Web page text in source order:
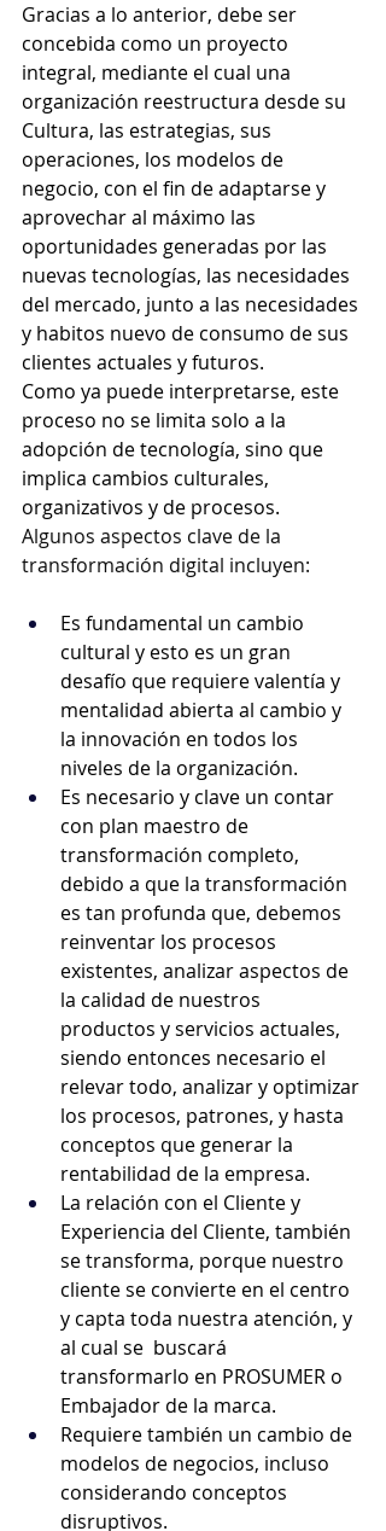
Gracias a lo anterior, debe ser
concebida como un proyecto
integral, mediante el cual una
organización reestructura desde su
Cultura, las estrategias, sus
operaciones, los modelos de
negocio, con el fin de adaptarse y
aprovechar al máximo las
oportunidades generadas por las
nuevas tecnologías, las necesidades
del mercado, junto a las necesidades
y habitos nuevo de consumo de sus
clientes actuales y futuros.
Como ya puede interpretarse, este
proceso no se limita solo a la
adopción de tecnología, sino que
implica cambios culturales,
organizativos y de procesos.
Algunos aspectos clave de la
transformación digital incluyen:
Es fundamental un cambio
cultural y esto es un gran
desafío que requiere valentía y
mentalidad abierta al cambio y
la innovación en todos los
niveles de la organización.
Es necesario y clave un contar
con plan maestro de
transformación completo,
debido a que la transformación
es tan profunda que, debemos
reinventar los procesos
existentes, analizar aspectos de
la calidad de nuestros
productos y servicios actuales,
siendo entonces necesario el
relevar todo, analizar y optimizar
los procesos, patrones, y hasta
conceptos que generar la
rentabilidad de la empresa.
La relación con el Cliente y
Experiencia del Cliente, también
se transforma, porque nuestro
cliente se convierte en el centro
y capta toda nuestra atención, y
al cual se  buscará
transformarlo en PROSUMER o
Embajador de la marca.
Requiere también un cambio de
modelos de negocios, incluso
considerando conceptos
disruptivos.